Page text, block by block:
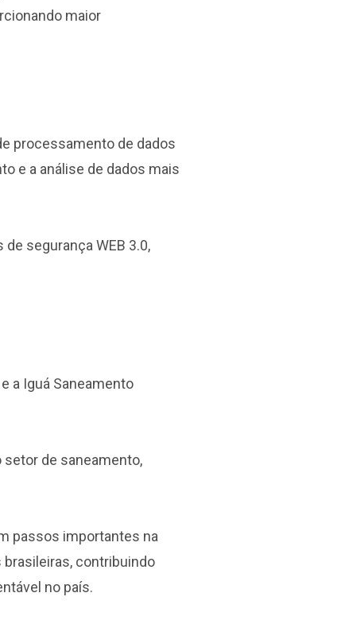
maior
processamento de dados
e a análise de dados mais
segurança WEB 3.0,
a Iguá Saneamento
de saneamento,
passos importantes na
contribuindo
no país.